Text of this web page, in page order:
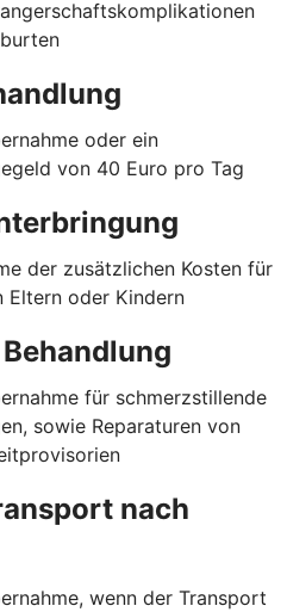
oder ein
von 40 Euro pro Tag
der zusätzlichen Kosten für
Eltern oder Kindern
für schmerzstillende
sowie Reparaturen von
nach
wenn der Transport